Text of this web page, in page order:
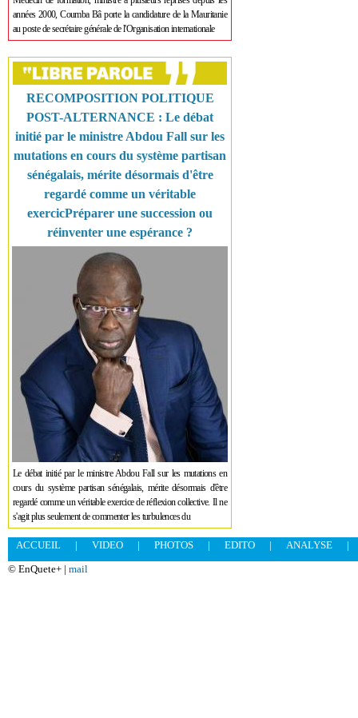
années 2000, Coumba Bâ porte la candidature de la Mauritanie
au poste de secrétaire générale de l'Organisation internationale
RECOMPOSITION POLITIQUE
POST-ALTERNANCE : Le débat
initié par le ministre Abdou Fall sur les
mutations en cours du système partisan
sénégalais, mérite désormais d'être
regardé comme un véritable
exercicPréparer une succession ou
réinventer une espérance ?
Le débat initié par le ministre Abdou Fall sur les mutations en
cours du système partisan sénégalais, mérite désormais d'être
regardé comme un véritable exercice de réflexion collective. Il ne
s'agit plus seulement de commenter les turbulences du
ACCUEIL | VIDEO | PHOTOS | EDITO | ANALYSE
|
© EnQuete+ | mail